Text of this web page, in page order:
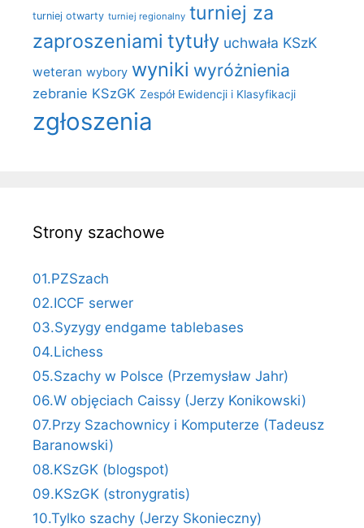
turniej otwarty turniej regionalny turniej za
zaproszeniami tytuły uchwała KSzK
weteran wybory wyniki wyróżnienia
zebranie KSzGK Zespół Ewidencji i Klasyfikacji
zgłoszenia
Strony szachowe
01.PZSzach
02.ICCF serwer
03.Syzygy endgame tablebases
04.Lichess
05.Szachy w Polsce (Przemysław Jahr)
06.W objęciach Caissy (Jerzy Konikowski)
07.Przy Szachownicy i Komputerze (Tadeusz
Baranowski)
08.KSzGK (blogspot)
09.KSzGK (stronygratis)
10.Tylko szachy (Jerzy Skonieczny)